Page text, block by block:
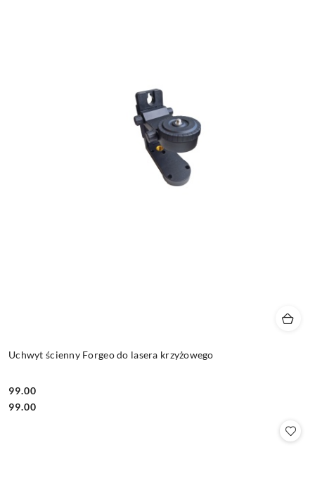
Uchwyt ścienny Forgeo do lasera krzyżowego
Cena:
99.00
Cena:
99.00